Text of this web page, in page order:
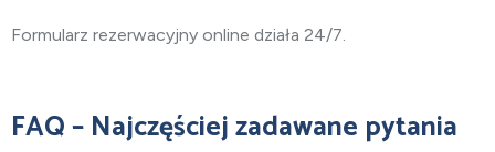
Formularz rezerwacyjny online działa 24/7.
FAQ – Najczęściej zadawane pytania